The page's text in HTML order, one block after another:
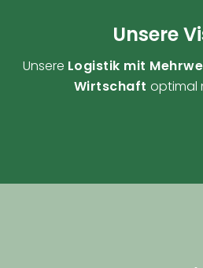
Unsere
Unsere Logistik mit
Wirtschaft optimal